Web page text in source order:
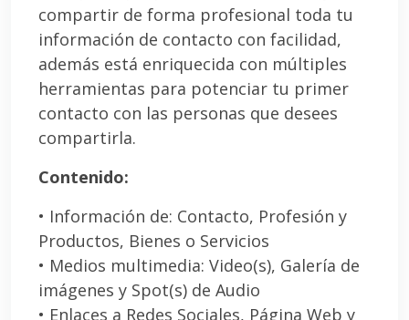
compartir de forma profesional toda tu
información de contacto con facilidad,
además está enriquecida con múltiples
herramientas para potenciar tu primer
contacto con las personas que desees
compartirla.
Contenido:
• Información de: Contacto, Profesión y
Productos, Bienes o Servicios
• Medios multimedia: Video(s), Galería de
imágenes y Spot(s) de Audio
• Enlaces a Redes Sociales, Página Web y